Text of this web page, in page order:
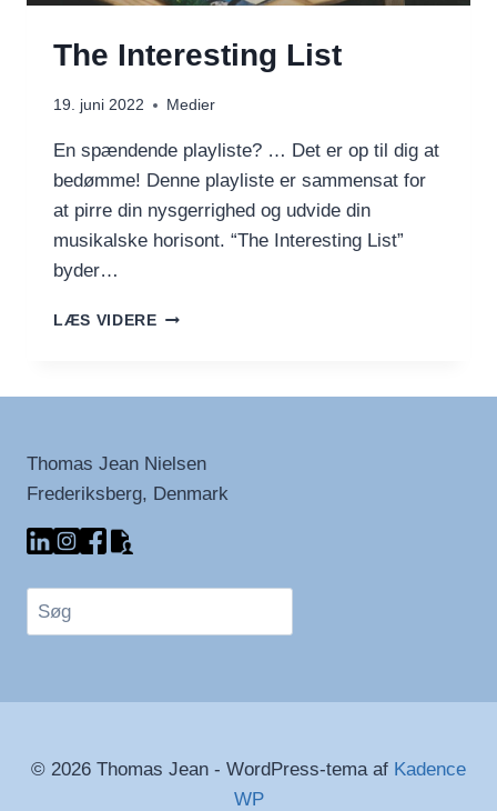
The Interesting List
19. juni 2022 Medier
En spændende playliste? … Det er op til dig at
bedømme! Denne playliste er sammensat for
at pirre din nysgerrighed og udvide din
musikalske horisont. “The Interesting List”
byder…
LÆS VIDERETHE
Thomas Jean Nielsen
Frederiksberg, Denmark
Søg
© 2026 Thomas Jean - WordPress-tema af Kadence
WP